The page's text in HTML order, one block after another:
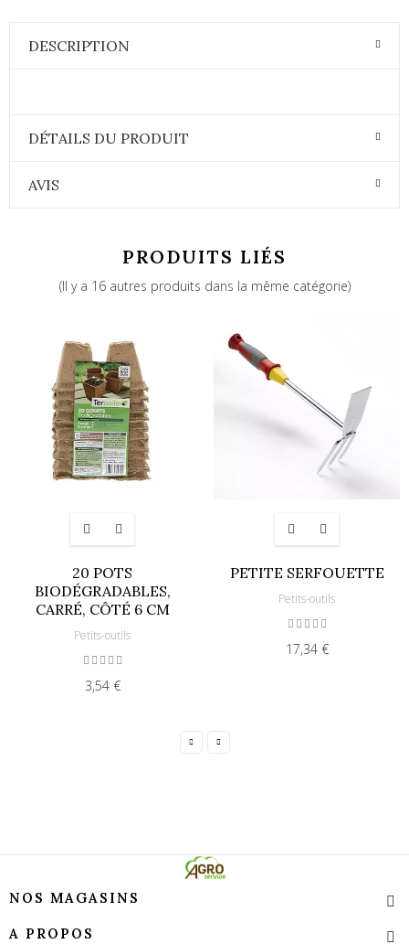
DESCRIPTION
DÉTAILS DU PRODUIT
AVIS
PRODUITS LIÉS
(Il y a 16 autres produits dans la même catégorie)
20 POTS
BIODÉGRADABLES,
CARRÉ, CÔTÉ 6 CM
Petits-outils
3,54 €
PETITE SERFOUETTE
Petits-outils
17,34 €
NOS MAGASINS
A PROPOS